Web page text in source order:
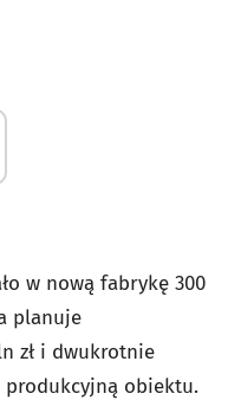
w nową fabrykę 300
planuje
zł i dwukrotnie
produkcyjną obiektu.